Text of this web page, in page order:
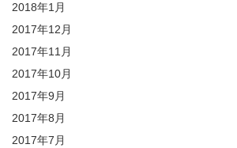
2018年1月
2017年12月
2017年11月
2017年10月
2017年9月
2017年8月
2017年7月